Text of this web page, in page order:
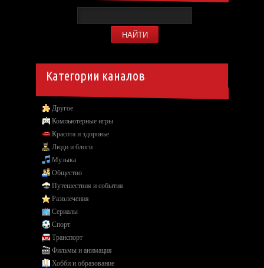
Категории каналов
Другое
Компьютерные игры
Красота и здоровье
Люди и блоги
Музыка
Общество
Путешествия и события
Развлечения
Сериалы
Спорт
Транспорт
Фильмы и анимация
Хобби и образование